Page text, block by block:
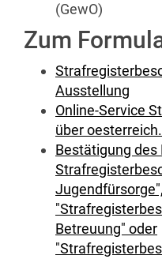
(GewO)
Zum
Ausstellung
Online-Service
über
Bestätigung des
Jugendfürsorge",
Betreuung" oder